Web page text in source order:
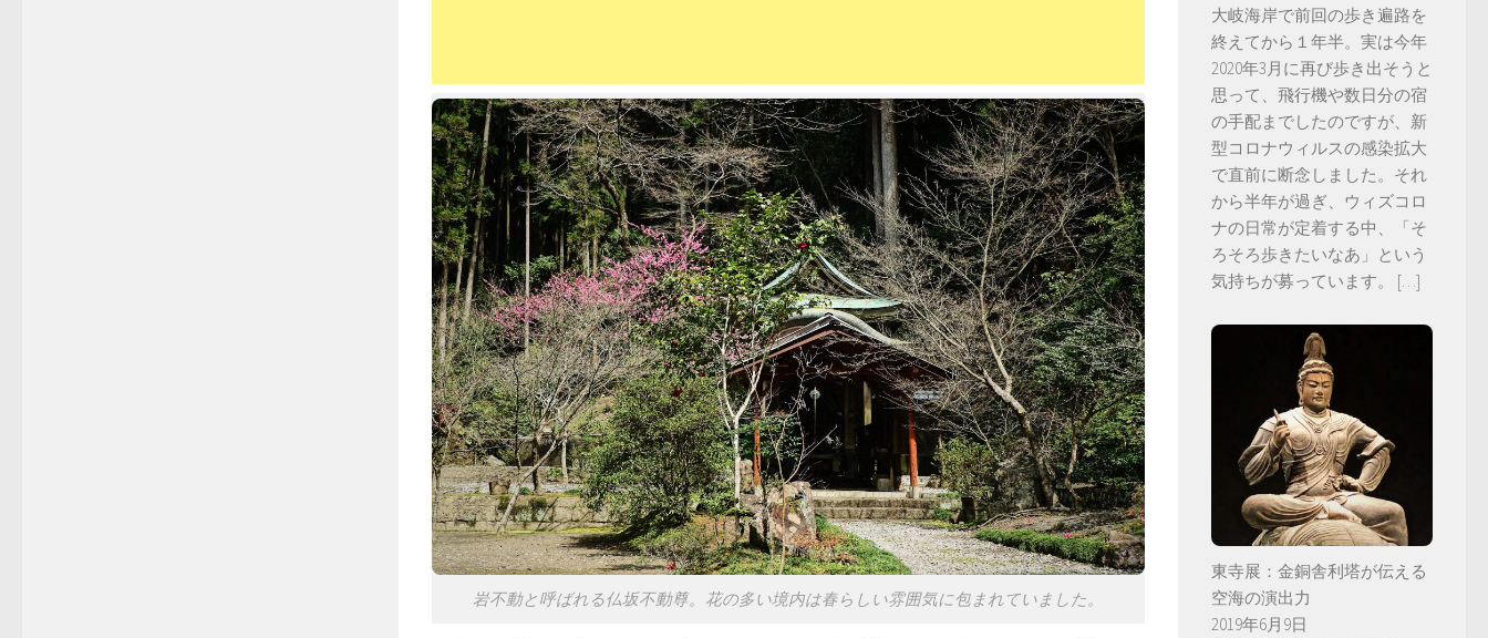
岩不動と呼ばれる仏坂不動尊。花の多い境内は春らしい雰囲気に包まれていました。
大岐海岸で前回の歩き遍路を
終えてから１年半。実は今年
2020年3月に再び歩き出そうと
思って、飛行機や数日分の宿
の手配までしたのですが、新
型コロナウィルスの感染拡大
で直前に断念しました。それ
から半年が過ぎ、ウィズコロ
ナの日常が定着する中、「そ
ろそろ歩きたいなあ」という
気持ちが募っています。 […]
東寺展：金銅舎利塔が伝える
空海の演出力
2019年6月9日